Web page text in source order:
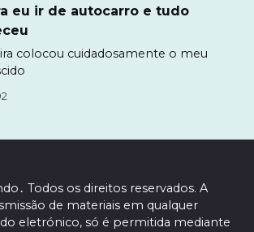
eu ir de autocarro e tudo
colocou cuidadosamente o meu
Todos os direitos reservados. A
de materiais em qualquer
eletrónico, só é permitida mediante